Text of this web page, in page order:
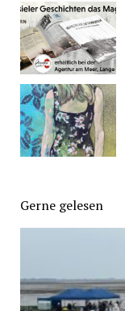
Gerne gelesen